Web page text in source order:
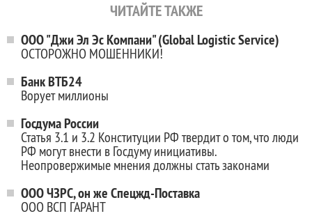
ЧИТАЙТЕ ТАКЖЕ
ООО "Джи Эл Эс Компани" (Global Logistic Service)
ОСТОРОЖНО МОШЕННИКИ!
Банк ВТБ24
Ворует миллионы
Госдума России
Статья 3.1 и 3.2 Конституции РФ твердит о том, что люди
РФ могут внести в Госдуму инициативы.
Неопровержимые мнения должны стать законами
ООО ЧЗРС, он же Спецжд-Поставка
ООО ВСП ГАРАНТ